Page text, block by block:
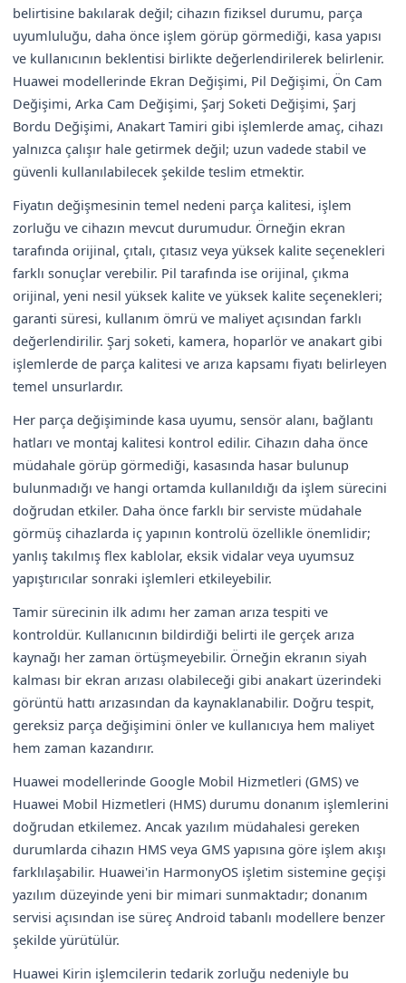
belirtisine bakılarak değil; cihazın fiziksel durumu, parça
uyumluluğu, daha önce işlem görüp görmediği, kasa yapısı
ve kullanıcının beklentisi birlikte değerlendirilerek belirlenir.
Huawei modellerinde Ekran Değişimi, Pil Değişimi, Ön Cam
Değişimi, Arka Cam Değişimi, Şarj Soketi Değişimi, Şarj
Bordu Değişimi, Anakart Tamiri gibi işlemlerde amaç, cihazı
yalnızca çalışır hale getirmek değil; uzun vadede stabil ve
güvenli kullanılabilecek şekilde teslim etmektir.
Fiyatın değişmesinin temel nedeni parça kalitesi, işlem
zorluğu ve cihazın mevcut durumudur. Örneğin ekran
tarafında orijinal, çıtalı, çıtasız veya yüksek kalite seçenekleri
farklı sonuçlar verebilir. Pil tarafında ise orijinal, çıkma
orijinal, yeni nesil yüksek kalite ve yüksek kalite seçenekleri;
garanti süresi, kullanım ömrü ve maliyet açısından farklı
değerlendirilir. Şarj soketi, kamera, hoparlör ve anakart gibi
işlemlerde de parça kalitesi ve arıza kapsamı fiyatı belirleyen
temel unsurlardır.
Her parça değişiminde kasa uyumu, sensör alanı, bağlantı
hatları ve montaj kalitesi kontrol edilir. Cihazın daha önce
müdahale görüp görmediği, kasasında hasar bulunup
bulunmadığı ve hangi ortamda kullanıldığı da işlem sürecini
doğrudan etkiler. Daha önce farklı bir serviste müdahale
görmüş cihazlarda iç yapının kontrolü özellikle önemlidir;
yanlış takılmış flex kablolar, eksik vidalar veya uyumsuz
yapıştırıcılar sonraki işlemleri etkileyebilir.
Tamir sürecinin ilk adımı her zaman arıza tespiti ve
kontroldür. Kullanıcının bildirdiği belirti ile gerçek arıza
kaynağı her zaman örtüşmeyebilir. Örneğin ekranın siyah
kalması bir ekran arızası olabileceği gibi anakart üzerindeki
görüntü hattı arızasından da kaynaklanabilir. Doğru tespit,
gereksiz parça değişimini önler ve kullanıcıya hem maliyet
hem zaman kazandırır.
Huawei modellerinde Google Mobil Hizmetleri (GMS) ve
Huawei Mobil Hizmetleri (HMS) durumu donanım işlemlerini
doğrudan etkilemez. Ancak yazılım müdahalesi gereken
durumlarda cihazın HMS veya GMS yapısına göre işlem akışı
farklılaşabilir. Huawei'in HarmonyOS işletim sistemine geçişi
yazılım düzeyinde yeni bir mimari sunmaktadır; donanım
servisi açısından ise süreç Android tabanlı modellere benzer
şekilde yürütülür.
Huawei Kirin işlemcilerin tedarik zorluğu nedeniyle bu